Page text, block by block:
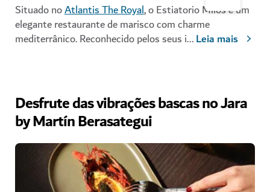
Situado noAtlantis The Royal, o Estiatorio Milos é um
elegante restaurante de marisco com charme
mediterrânico. Reconhecido pelos seus i...Leia mais
Desfrute das vibrações bascas no Jara
by Martín Berasategui